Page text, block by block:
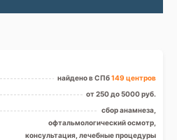
найдено в СПб149 центров
от 250 до 5000 руб.
сбор анамнеза,
офтальмологический осмотр,
консультация, лечебные процедуры